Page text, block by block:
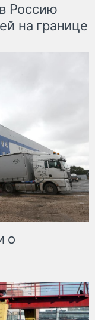
Россию
на границе
о